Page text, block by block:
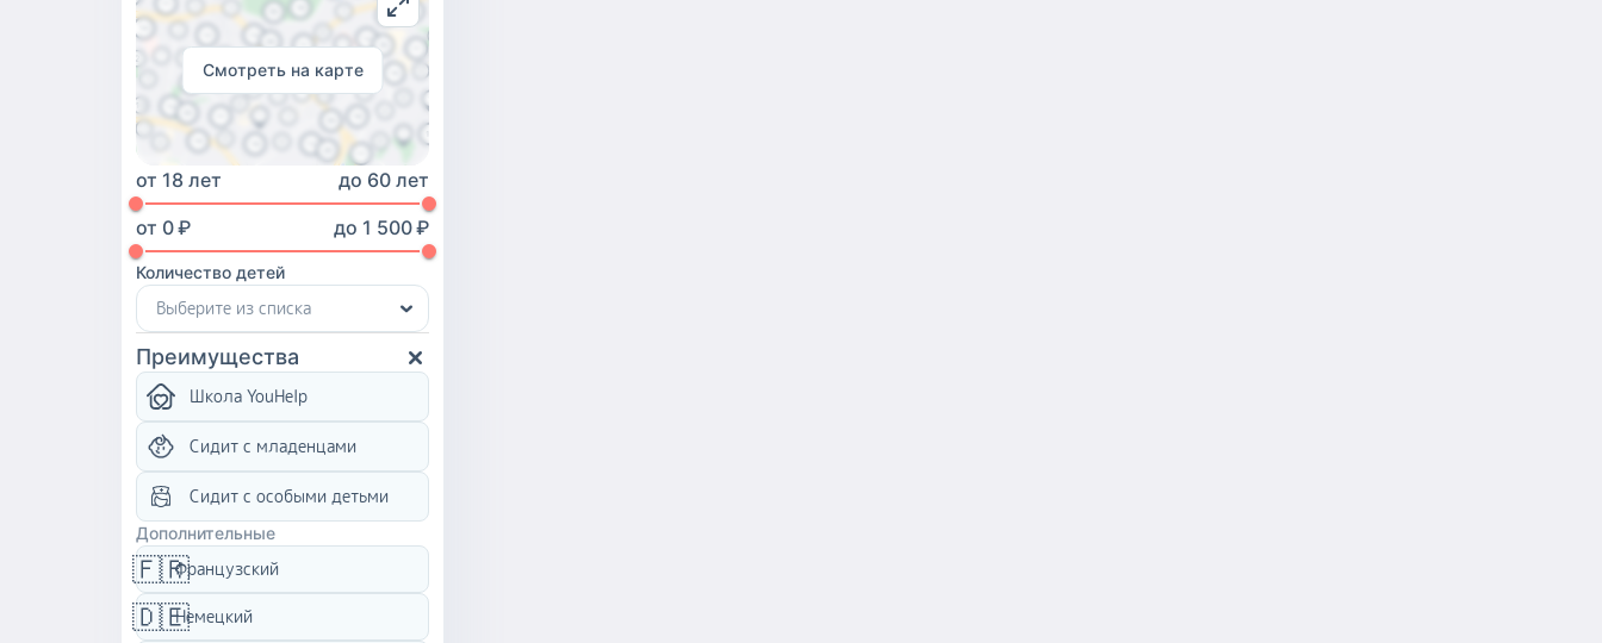
Смотреть на карте
от 18 лет до 60 лет
от 0₽ до 1 500₽
Количество детей
Выберите из списка
Преимущества
Школа YouHelp
Сидит с младенцами
Сидит с особыми детьми
Дополнительные
🇫🇷Французский
🇩🇪Немецкий